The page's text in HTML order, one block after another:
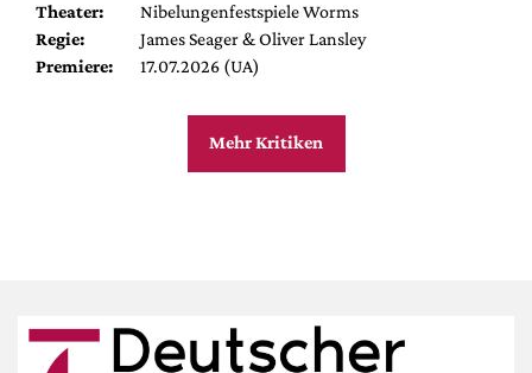
Theater:
Nibelungenfestspiele Worms
Regie:
James Seager & Oliver Lansley
Premiere:
17.07.2026 (UA)
Mehr Kritiken